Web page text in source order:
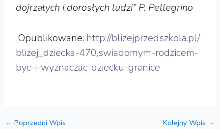
dojrzałych i dorosłych ludzi” P. Pellegrino
Opublikowane: http://blizejprzedszkola.pl/
blizej_dziecka-470,swiadomym-rodzicem-
byc-i-wyznaczac-dziecku-granice
← Poprzedni Wpis Kolejny Wpis →